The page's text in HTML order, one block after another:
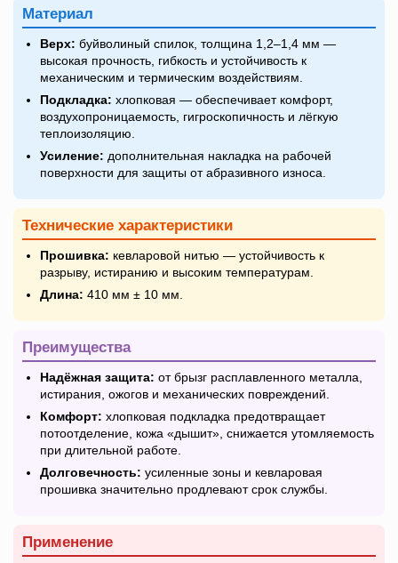
Материал
Верх: буйволиный спилок, толщина 1,2–1,4 мм —
высокая прочность, гибкость и устойчивость к
механическим и термическим воздействиям.
Подкладка: хлопковая — обеспечивает комфорт,
воздухопроницаемость, гигроскопичность и лёгкую
теплоизоляцию.
Усиление: дополнительная накладка на рабочей
поверхности для защиты от абразивного износа.
Технические характеристики
Прошивка: кевларовой нитью — устойчивость к
разрыву, истиранию и высоким температурам.
Длина: 410 мм ± 10 мм.
Преимущества
Надёжная защита: от брызг расплавленного металла,
истирания, ожогов и механических повреждений.
Комфорт: хлопковая подкладка предотвращает
потоотделение, кожа «дышит», снижается утомляемость
при длительной работе.
Долговечность: усиленные зоны и кевларовая
прошивка значительно продлевают срок службы.
Применение